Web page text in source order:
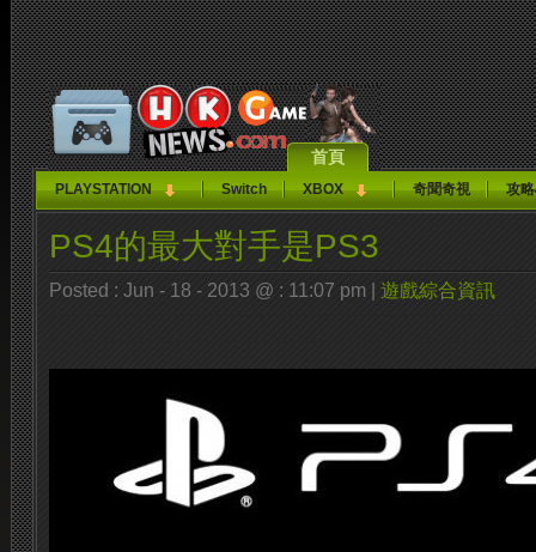
首頁
PLAYSTATION Switch XBOX 奇聞奇視 攻
PS4的最大對手是PS3
Posted : Jun - 18 - 2013 @ : 11:07 pm | 遊戲綜合資訊